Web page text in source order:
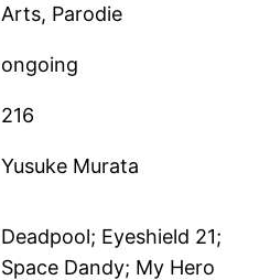
Arts, Parodie
ongoing
216
Yusuke Murata
Deadpool; Eyeshield 21;
Space Dandy; My Hero